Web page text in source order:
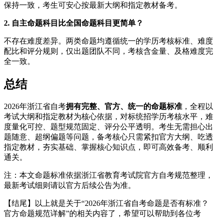
保持一致，考生可安心按最新大纲和指定教材备考。
2. 自主命题科目比全国命题科目更简单？
不存在难度差异。两类命题均遵循统一的学历考核标准、难度
配比和评分规则，仅出题团队不同，考核含金量、及格难度完
全一致。
总结
2026年浙江省自考拥有完整、官方、统一的命题标准 ，全程以
考试大纲和指定教材为核心依据，对标统招学历考核水平，难
度量化可控、题型规范固定、评分公平透明。考生无需担心出
题随意、超纲偏题等问题，备考核心只需紧扣官方大纲、吃透
指定教材，夯实基础、掌握核心知识点，即可高效备考、顺利
通关。
注：本文命题标准依据浙江省教育考试院官方自考规范整理，
最新考试细则请以官方后续公告为准。
【结尾】以上就是关于“2026年浙江省自考命题是否有标准？
官方命题规范详解”的相关内容了，希望可以帮助到各位考